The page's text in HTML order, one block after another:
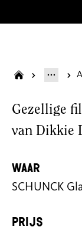
Gezellige
van Dikkie
Waar
SCHUNCK
Prijs